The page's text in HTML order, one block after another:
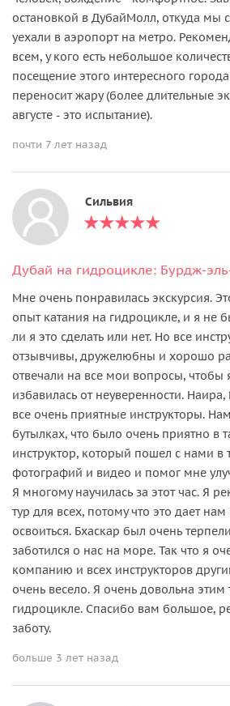
остановкой в ДубайМолл, откуда мы
уехали в аэропорт на метро.
всем, у кого есть небольшое
посещение этого интересного
переносит жару (более длительные
августе - это испытание).
почти 7 лет назад
Сильвия
Мне очень понравилась экскурсия.
опыт катания на гидроцикле, и я не
ли я это сделать или нет. Но все
отзывчивы, дружелюбны и хорошо
отвечали на все мои вопросы, чтобы
избавилась от неуверенности.
все очень приятные инструкторы.
бутылках, что было очень приятно в
инструктор, который пошел с нами в
фотографий и видео и помог мне
Я многому научилась за этот час. Я
тур для всех, потому что это дает
освоиться. Бхаскар был очень
заботился о нас на море. Так что я
компанию и всех инструкторов
очень весело. Я очень довольна этим
гидроцикле. Спасибо вам большое,
заботу.
больше 3 лет назад